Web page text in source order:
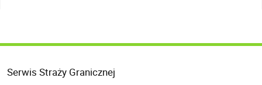
Serwis Straży Granicznej